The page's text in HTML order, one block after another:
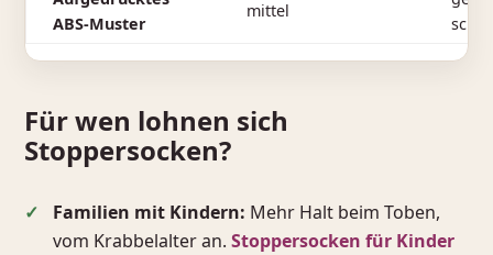
ABS-Muster
mittel
Für wen lohnen sich
Stoppersocken?
Familien mit Kindern: Mehr Halt beim Toben,
vom Krabbelalter an. Stoppersocken für Kinder